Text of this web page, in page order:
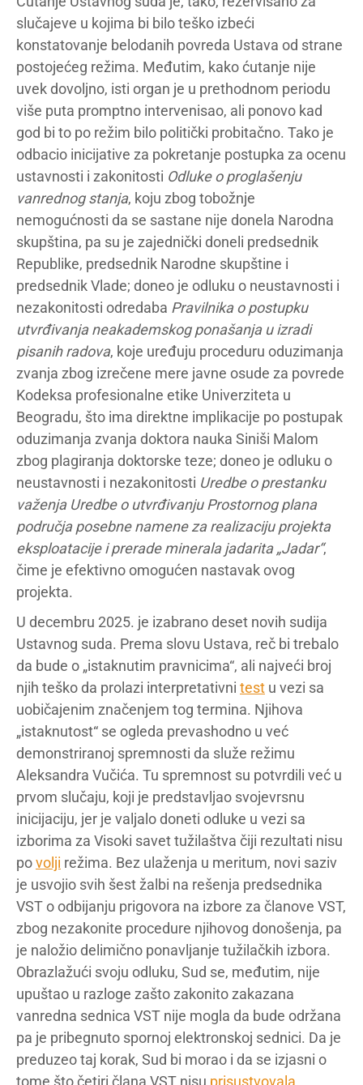
slučajeve u kojima bi bilo teško izbeći
konstatovanje belodanih povreda Ustava od strane
postojećeg režima. Međutim, kako ćutanje nije
uvek dovoljno, isti organ je u prethodnom periodu
više puta promptno intervenisao, ali ponovo kad
god bi to po režim bilo politički probitačno. Tako je
odbacio inicijative za pokretanje postupka za ocenu
ustavnosti i zakonitosti Odluke o proglašenju
vanrednog stanja, koju zbog tobožnje
nemogućnosti da se sastane nije donela Narodna
skupština, pa su je zajednički doneli predsednik
Republike, predsednik Narodne skupštine i
predsednik Vlade; doneo je odluku o neustavnosti i
nezakonitosti odredaba Pravilnika o postupku
utvrđivanja neakademskog ponašanja u izradi
pisanih radova, koje uređuju proceduru oduzimanja
zvanja zbog izrečene mere javne osude za povrede
Kodeksa profesionalne etike Univerziteta u
Beogradu, što ima direktne implikacije po postupak
oduzimanja zvanja doktora nauka Siniši Malom
zbog plagiranja doktorske teze; doneo je odluku o
neustavnosti i nezakonitosti Uredbe o prestanku
važenja Uredbe o utvrđivanju Prostornog plana
područja posebne namene za realizaciju projekta
eksploatacije i prerade minerala jadarita „Jadar“,
čime je efektivno omogućen nastavak ovog
projekta.
U decembru 2025. je izabrano deset novih sudija
Ustavnog suda. Prema slovu Ustava, reč bi trebalo
da bude o „istaknutim pravnicima“, ali najveći broj
njih teško da prolazi interpretativni test u vezi sa
uobičajenim značenjem tog termina. Njihova
„istaknutost“ se ogleda prevashodno u već
demonstriranoj spremnosti da služe režimu
Aleksandra Vučića. Tu spremnost su potvrdili već u
prvom slučaju, koji je predstavljao svojevrsnu
inicijaciju, jer je valjalo doneti odluke u vezi sa
izborima za Visoki savet tužilaštva čiji rezultati nisu
povolji režima. Bez ulaženja u meritum, novi saziv
je usvojio svih šest žalbi na rešenja predsednika
VST o odbijanju prigovora na izbore za članove VST,
zbog nezakonite procedure njihovog donošenja, pa
je naložio delimično ponavljanje tužilačkih izbora.
Obrazlažući svoju odluku, Sud se, međutim, nije
upuštao u razloge zašto zakonito zakazana
vanredna sednica VST nije mogla da bude održana
pa je pribegnuto spornoj elektronskoj sednici. Da je
preduzeo taj korak, Sud bi morao i da se izjasni o
tome što četiri člana VST nisu prisustvovala